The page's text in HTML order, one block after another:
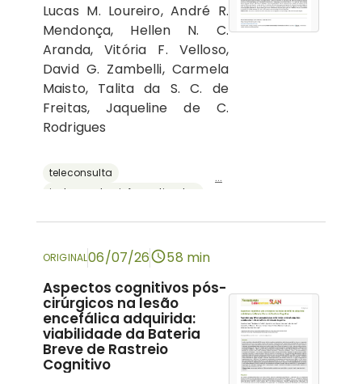
Lucas M. Loureiro, André R.
Mendonça, Hellen N. C.
Aranda, Vitória F. Velloso,
David G. Zambelli, Carmela
Maisto, Talita da S. C. de
Freitas, Jaqueline de C.
Rodrigues
teleconsulta
instrumentos informatizados
avaliação neuropsicológica
...
ORIGINAL06/07/26 58 min
Aspectos cognitivos pós-
cirúrgicos na lesão
encefálica adquirida:
viabilidade da Bateria
Breve de Rastreio
Cognitivo